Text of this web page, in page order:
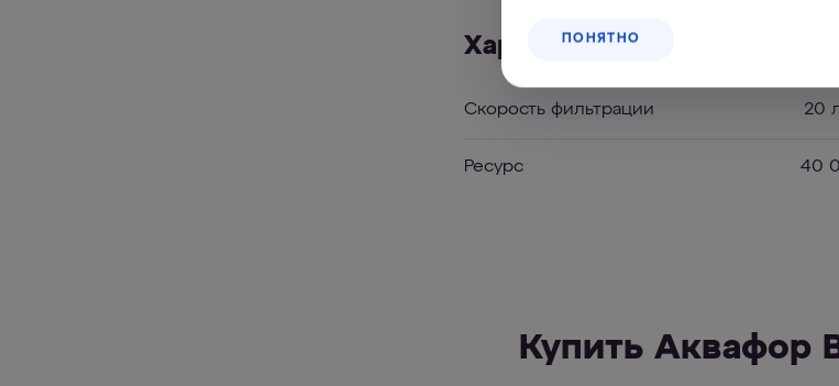
Характеристики
Скорость фильтрации 20
Ресурс 40
Купить Аквафор
ПОНЯТНО